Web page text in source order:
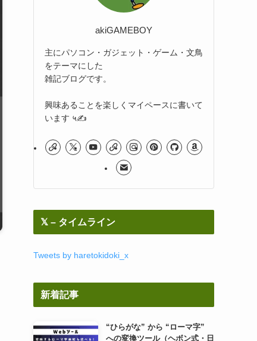
akiGAMEBOY
主にパソコン・ガジェット・ゲーム・文鳥
をテーマにした
雑記ブログです。
興味あることを楽しくマイペースに書いて
います ५✍
𝕏 – タイムライン
Tweets by haretokidoki_x
新着記事
“ひらがな” から “ローマ字”
への変換ツール（ヘボン式・日